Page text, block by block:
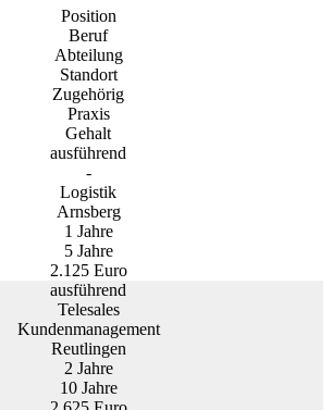
Position
Beruf
Abteilung
Standort
Zugehörig
Praxis
Gehalt
ausführend
-
Logistik
Arnsberg
1 Jahre
5 Jahre
2.125 Euro
ausführend
Telesales
Kundenmanagement
Reutlingen
2 Jahre
10 Jahre